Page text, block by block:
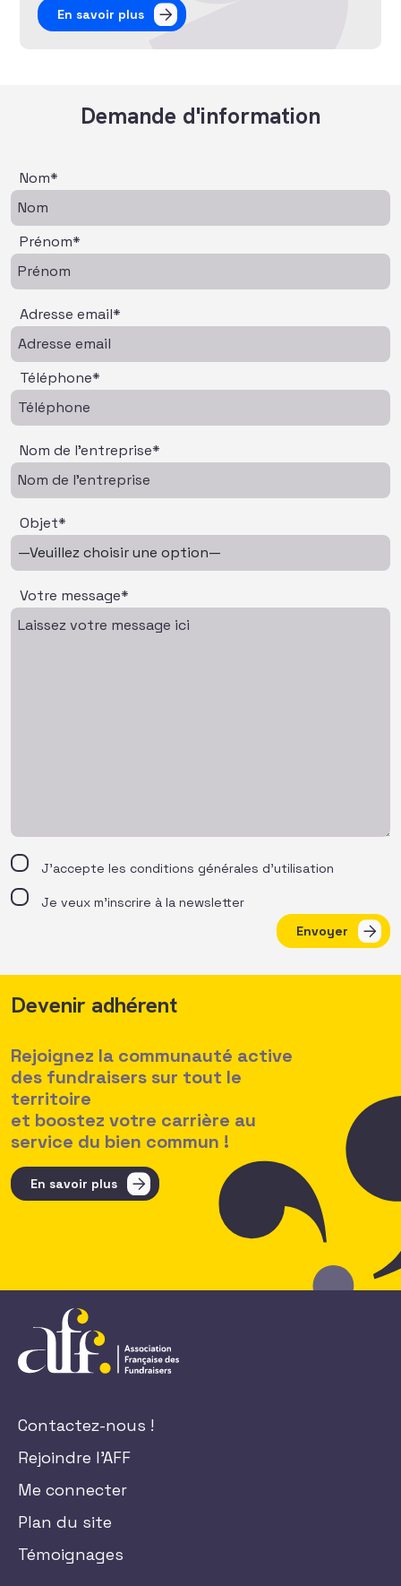
En savoir plus
Demande d'information
Nom*
Prénom*
Adresse email*
Téléphone*
Nom de l'entreprise*
Objet*
Votre message*
J’accepte les conditions générales d’utilisation
Je veux m'inscrire à la newsletter
Envoyer
Devenir adhérent
Rejoignez la communauté active
des fundraisers sur tout le
territoire
et boostez votre carrière au
service du bien commun !
En savoir plus
Contactez-nous !
Rejoindre l'AFF
Me connecter
Plan du site
Témoignages